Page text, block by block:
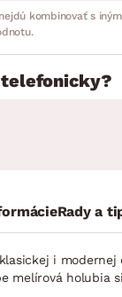
kombinovať s
Rady a
i
melírová holubia